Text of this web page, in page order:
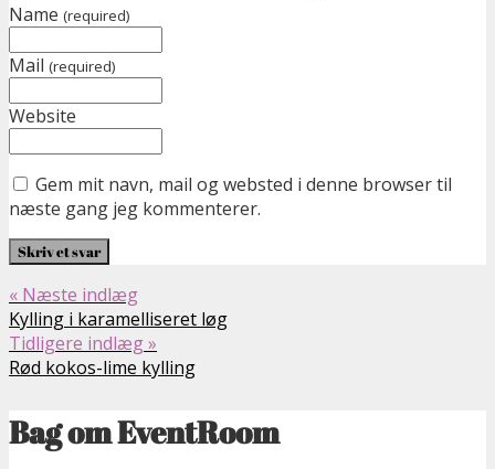
Name (required)
Mail (required)
Website
Gem mit navn, mail og websted i denne browser til
næste gang jeg kommenterer.
« Næste indlæg
Kylling i karamelliseret løg
Tidligere indlæg »
Rød kokos-lime kylling
Bag om EventRoom